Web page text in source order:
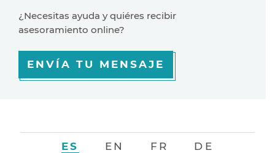
¿Necesitas ayuda y quiéres recibir
asesoramiento online?
ENVÍA TU MENSAJE
ES EN FR DE